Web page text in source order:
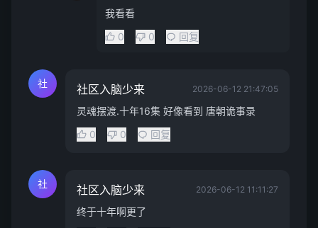
我看看
0
0 回复
社 社区入脑少来 2026-06-12 21:47:05
灵魂摆渡.十年16集 好像看到 唐朝诡事录
0
0 回复
社 社区入脑少来 2026-06-12 11:11:27
终于十年啊更了